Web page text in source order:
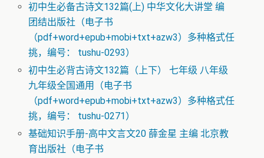
初中生必备古诗文132篇(上) 中华文化大讲堂 编
团结出版社（电子书
（pdf+word+epub+mobi+txt+azw3）多种格式任
挑，编号： tushu-0293）
初中生必背古诗文132篇（上下） 七年级 八年级
九年级全国通用（电子书
（pdf+word+epub+mobi+txt+azw3）多种格式任
挑，编号： tushu-0271）
基础知识手册-高中文言文20 薛金星 主编 北京教
育出版社（电子书